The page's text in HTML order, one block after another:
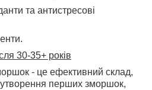
та антистресові
30-35+ років
- це ефективний склад,
перших зморшок,